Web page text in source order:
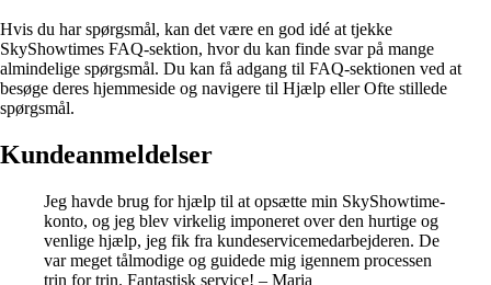
Hvis du har spørgsmål, kan det være en god idé at tjekke
SkyShowtimes FAQ-sektion, hvor du kan finde svar på mange
almindelige spørgsmål. Du kan få adgang til FAQ-sektionen ved at
besøge deres hjemmeside og navigere til Hjælp eller Ofte stillede
spørgsmål.
Kundeanmeldelser
Jeg havde brug for hjælp til at opsætte min SkyShowtime-
konto, og jeg blev virkelig imponeret over den hurtige og
venlige hjælp, jeg fik fra kundeservicemedarbejderen. De
var meget tålmodige og guidede mig igennem processen
trin for trin. Fantastisk service! – Maria